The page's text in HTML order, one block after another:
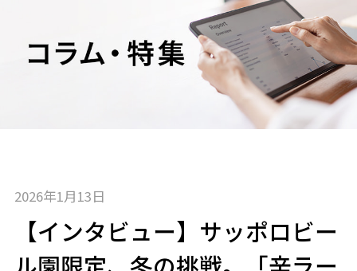
2026年1月13日
【インタビュー】サッポロビー